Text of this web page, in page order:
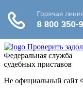
Проверить
Федеральная служба
судебных приставов
Не официальный